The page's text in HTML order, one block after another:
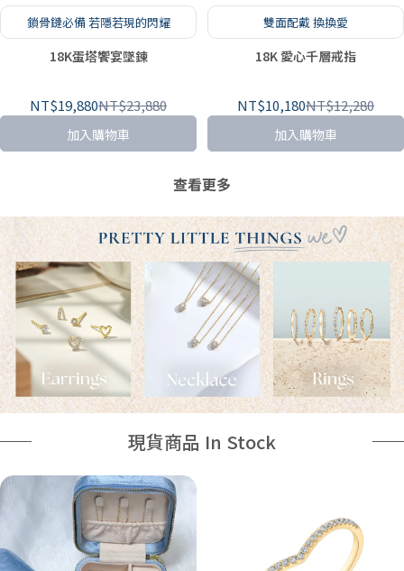
鎖骨鏈必備 若隱若現的閃耀
18K蛋塔饗宴墜鍊
NT$19,880NT$23,880
加入購物車
雙面配戴 換換愛
18K 愛心千層戒指
NT$10,180NT$12,280
加入購物車
查看更多
現貨商品 In Stock